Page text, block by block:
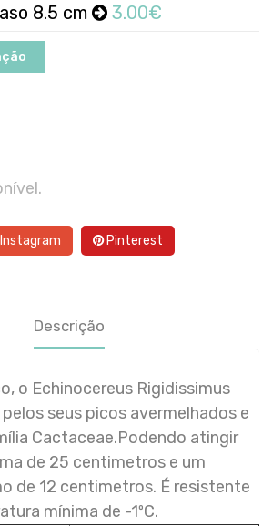
8.5 cm
3.00€
Instagram Pinterest
Descrição
o Echinocereus Rigidissimus
seus picos avermelhados e
Cactaceae.Podendo atingir
de 25 centimetros e um
de 12 centimetros. É resistente
mínima de -1ºC.